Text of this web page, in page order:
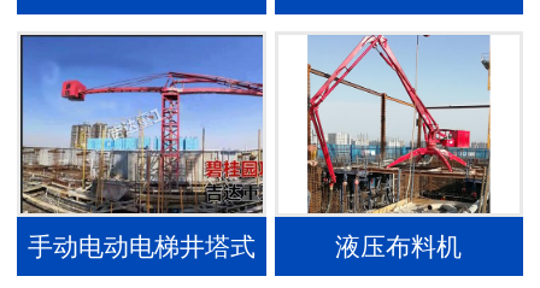
手动电动电梯井塔式 液压布料机